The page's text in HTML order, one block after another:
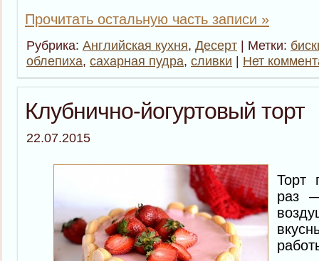
Прочитать остальную часть записи »
Рубрика: Английская кухня, Десерт | Метки:
облепиха, сахарная пудра, сливки | Нет
Клубнично-йогуртовый торт
22.07.2015
Торт
раз